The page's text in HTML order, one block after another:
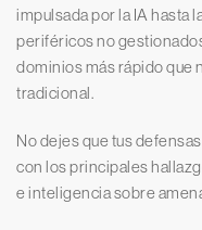
impulsada por la IA hasta
periféricos no
dominios más rápido que
tradicional.
No dejes que tus
con los principales
e inteligencia sobre